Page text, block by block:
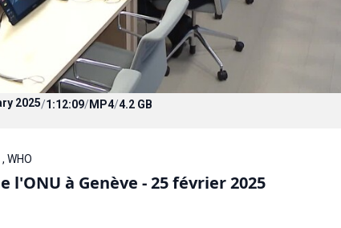
2025/1:12:09/MP4/4.2 GB
WHO
l'ONU à Genève - 25 février 2025